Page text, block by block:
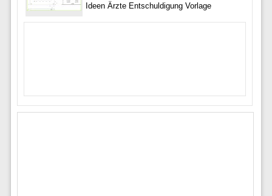
Ideen Ärzte Entschuldigung Vorlage